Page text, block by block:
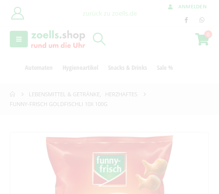
zurück zu zoells.de
ANMELDEN
0
Automaten Hygieneartikel Snacks & Drinks Sale %
LEBENSMITTEL & GETRÄNKE,
HERZHAFTES
FUNNY-FRISCH GOLDFISCHLI 10X 100G